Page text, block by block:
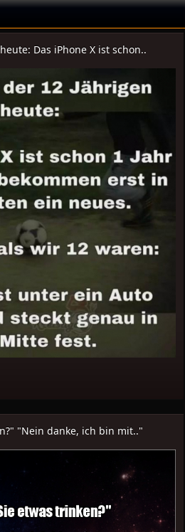
Das iPhone X ist schon..
"Nein danke, ich bin mit.."